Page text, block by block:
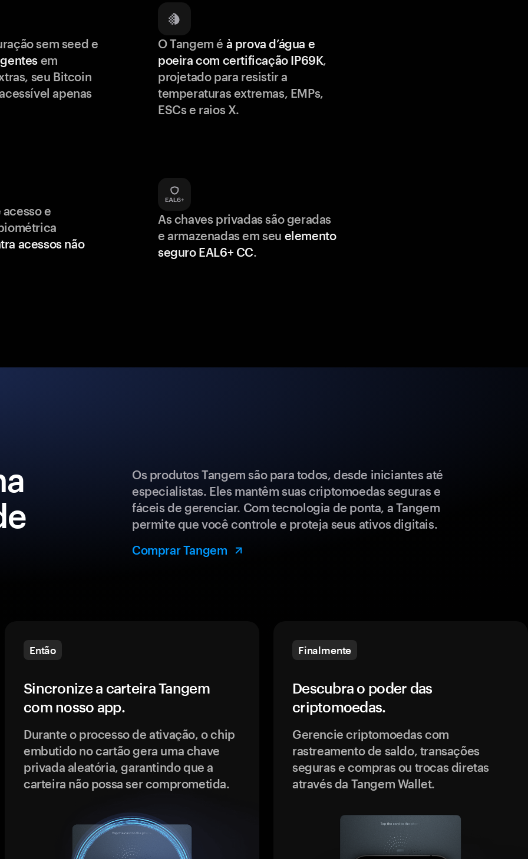
sem seed e
em
seu Bitcoin
apenas
O Tangem é à prova d’água e
poeira com certificação IP69K,
projetado para resistir a
temperaturas extremas, EMPs,
ESCs e raios X.
e
acessos não
As chaves privadas são geradas
e armazenadas em seu elemento
seguro EAL6+ CC.
Os produtos Tangem são para todos, desde iniciantes até
especialistas. Eles mantêm suas criptomoedas seguras e
fáceis de gerenciar. Com tecnologia de ponta, a Tangem
permite que você controle e proteja seus ativos digitais.
Comprar Tangem
Então
Sincronize a carteira Tangem
com nosso app.
Durante o processo de ativação, o chip
embutido no cartão gera uma chave
privada aleatória, garantindo que a
carteira não possa ser comprometida.
Finalmente
Descubra o poder das
criptomoedas.
Gerencie criptomoedas com
rastreamento de saldo, transações
seguras e compras ou trocas diretas
através da Tangem Wallet.